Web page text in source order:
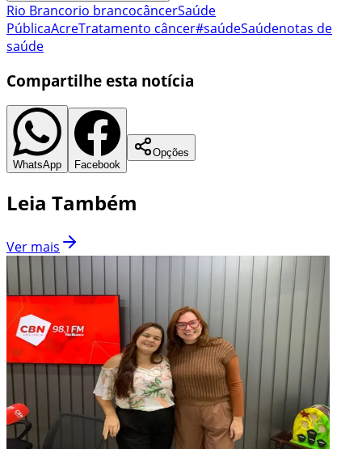
Rio Brancorio brancocâncerSaúde
PúblicaAcreTratamento câncer#saúdeSaúdenotas de
saúde
Compartilhe esta notícia
WhatsApp Facebook
Opções
Leia Também
Ver mais